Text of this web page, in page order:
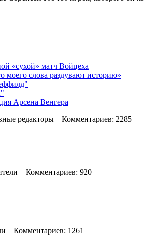
«сухой» матч Войцеха
слова раздувают историю»
Арсена Венгера
редакторы Комментариев: 2285
Комментариев: 920
Комментариев: 1261